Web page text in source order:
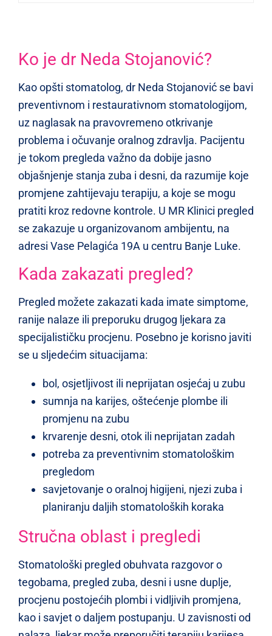
Ko je dr Neda Stojanović?
Kao opšti stomatolog, dr Neda Stojanović se bavi
preventivnom i restaurativnom stomatologijom,
uz naglasak na pravovremeno otkrivanje
problema i očuvanje oralnog zdravlja. Pacijentu
je tokom pregleda važno da dobije jasno
objašnjenje stanja zuba i desni, da razumije koje
promjene zahtijevaju terapiju, a koje se mogu
pratiti kroz redovne kontrole. U MR Klinici pregled
se zakazuje u organizovanom ambijentu, na
adresi Vase Pelagića 19A u centru Banje Luke.
Kada zakazati pregled?
Pregled možete zakazati kada imate simptome,
ranije nalaze ili preporuku drugog ljekara za
specijalističku procjenu. Posebno je korisno javiti
se u sljedećim situacijama:
bol, osjetljivost ili neprijatan osjećaj u zubu
sumnja na karijes, oštećenje plombe ili
promjenu na zubu
krvarenje desni, otok ili neprijatan zadah
potreba za preventivnim stomatološkim
pregledom
savjetovanje o oralnoj higijeni, njezi zuba i
planiranju daljih stomatoloških koraka
Stručna oblast i pregledi
Stomatološki pregled obuhvata razgovor o
tegobama, pregled zuba, desni i usne duplje,
procjenu postojećih plombi i vidljivih promjena,
kao i savjet o daljem postupanju. U zavisnosti od